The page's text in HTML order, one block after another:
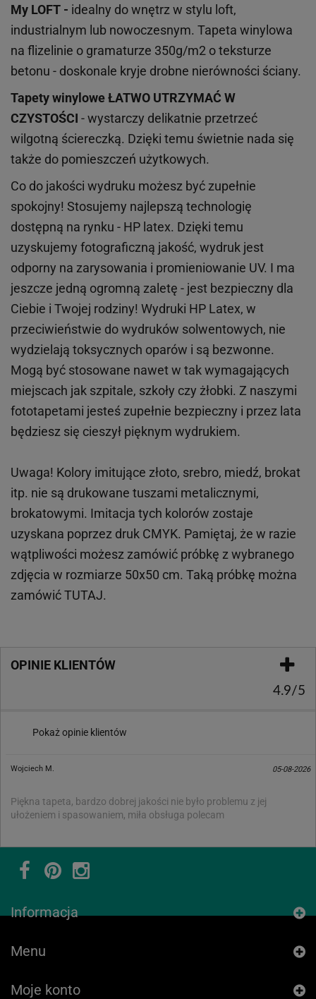
My LOFT - idealny do wnętrz w stylu loft,
industrialnym lub nowoczesnym. Tapeta winylowa
na flizelinie o gramaturze 350g/m2 o teksturze
betonu - doskonale kryje drobne nierówności ściany.
Tapety winyloweŁATWO UTRZYMAĆ W
CZYSTOŚCI - wystarczy delikatnie przetrzeć
wilgotną ściereczką. Dzięki temu świetnie nada się
także do pomieszczeń użytkowych.
Co do jakości wydruku możesz być zupełnie
spokojny! Stosujemy najlepszą technologię
dostępną na rynku - HP latex. Dzięki temu
uzyskujemy fotograficzną jakość, wydruk jest
odporny na zarysowania i promieniowanie UV. I ma
jeszcze jedną ogromną zaletę - jest bezpieczny dla
Ciebie i Twojej rodziny! Wydruki HP Latex, w
przeciwieństwie do wydruków solwentowych, nie
wydzielają toksycznych oparów i są bezwonne.
Mogą być stosowane nawet w tak wymagających
miejscach jak szpitale, szkoły czy żłobki. Z naszymi
fototapetami jesteś zupełnie bezpieczny i przez lata
będziesz się cieszył pięknym wydrukiem.
Uwaga! Kolory imitujące złoto, srebro, miedź, brokat
itp. nie są drukowane tuszami metalicznymi,
brokatowymi. Imitacja tych kolorów zostaje
uzyskana poprzez druk CMYK. Pamiętaj, że w razie
wątpliwości możesz zamówić próbkę z wybranego
zdjęcia w rozmiarze 50x50 cm. Taką próbkę można
zamówićTUTAJ.
OPINIE KLIENTÓW
4.9/5
Pokaż opinie klientów
Wojciech M. 05-08-2026
Piękna tapeta, bardzo dobrej jakości nie było problemu z jej
ułożeniem i spasowaniem, miła obsługa polecam
Informacja
Menu
Moje konto